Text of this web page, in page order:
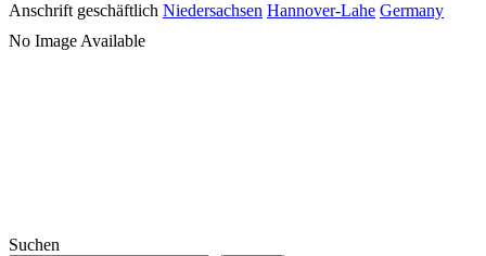
Anschrift geschäftlich Niedersachsen Hannover-Lahe Germany
No Image Available
Suchen